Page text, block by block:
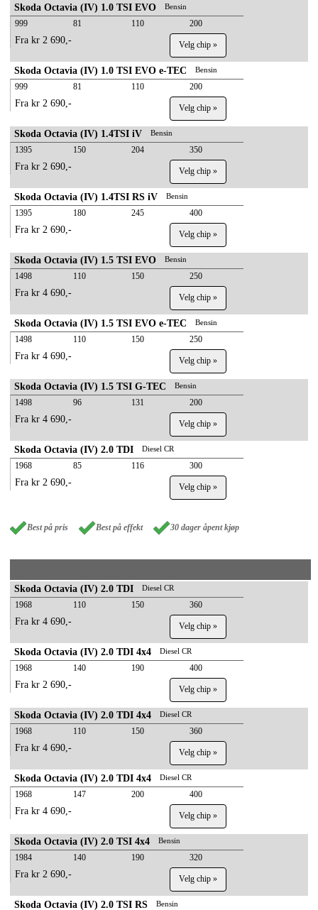
Skoda Octavia (IV) 1.0 TSI EVO Bensin
999 81 110 200
Fra kr 2 690,- Velg chip »
Skoda Octavia (IV) 1.0 TSI EVO e-TEC Bensin
999 81 110 200
Fra kr 2 690,- Velg chip »
Skoda Octavia (IV) 1.4TSI iV Bensin
1395 150 204 350
Fra kr 2 690,- Velg chip »
Skoda Octavia (IV) 1.4TSI RS iV Bensin
1395 180 245 400
Fra kr 2 690,- Velg chip »
Skoda Octavia (IV) 1.5 TSI EVO Bensin
1498 110 150 250
Fra kr 4 690,- Velg chip »
Skoda Octavia (IV) 1.5 TSI EVO e-TEC Bensin
1498 110 150 250
Fra kr 4 690,- Velg chip »
Skoda Octavia (IV) 1.5 TSI G-TEC Bensin
1498 96 131 200
Fra kr 4 690,- Velg chip »
Skoda Octavia (IV) 2.0 TDI Diesel CR
1968 85 116 300
Fra kr 2 690,- Velg chip »
Best på pris Best på effekt 30 dager åpent kjøp
Skoda Octavia (IV) 2.0 TDI Diesel CR
1968 110 150 360
Fra kr 4 690,- Velg chip »
Skoda Octavia (IV) 2.0 TDI 4x4 Diesel CR
1968 140 190 400
Fra kr 2 690,- Velg chip »
Skoda Octavia (IV) 2.0 TDI 4x4 Diesel CR
1968 110 150 360
Fra kr 4 690,- Velg chip »
Skoda Octavia (IV) 2.0 TDI 4x4 Diesel CR
1968 147 200 400
Fra kr 4 690,- Velg chip »
Skoda Octavia (IV) 2.0 TSI 4x4 Bensin
1984 140 190 320
Fra kr 2 690,- Velg chip »
Skoda Octavia (IV) 2.0 TSI RS Bensin